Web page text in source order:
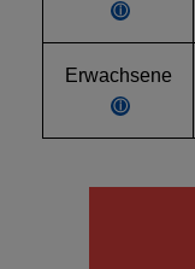
ⓘ
Erwachsene
ⓘ